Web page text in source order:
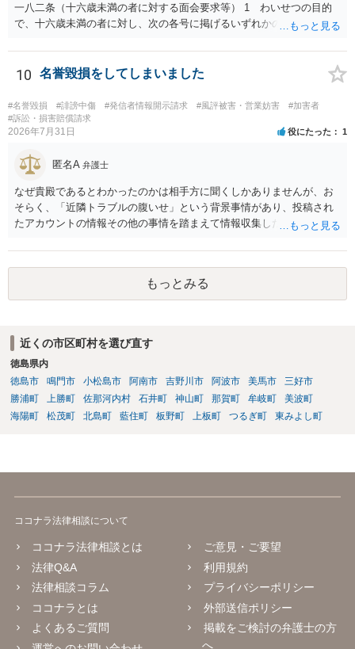
一八二条（十六歳未満の者に対する面会要求等） 1 わいせつの目的
で、十六歳未満の者に対し、次の各号に掲げるいずれかの行為をした
が生まれた日より五年以上前の日に生まれた者に限る。）は、一年以
下の拘禁刑又は五十万円以下の罰金に処する。 一 威迫し、偽計を用
い又は誘惑して面会を要求すること。 二 拒まれたにもかかわらず、
反復して面会を要求すること。 三 金銭その他の利益を供与し、又は
その申込み若しくは約束をして面会を要求すること。 2前項の罪を犯
し、よってわいせつの目的で当該十六歳未満の者と面会をした者は、
10 名誉毀損をしてしまいました
#名誉毀損 #誹謗中傷 #発信者情報開示請求 #風評被害・営業妨害
#加害者
#訴訟・損害賠償請求
2026年7月31日 役にたった 1
匿名A 弁護士
なぜ貴殿であるとわかったのかは相手方に聞くしかありませんが、お
そらく、「近隣トラブルの腹いせ」という背景事情があり、投稿され
たアカウントの情報その他の事情を踏まえて情報収集した結果、この
貴殿が投稿した事実を認めてしまったことで「答え合わせ」になって
しまったのではないでしょうか。 相手方の動きについても、相手方次
第ですので何とも言えません。公開の場で回答するには情報が乏し
く、ここで詳細を明らかにすることは事案の特定に繋がってしまうの
もっとみる
近くの市区町村を選び直す
徳島県内
徳島市
鳴門市 小松島市 阿南市 吉野川市 阿波市 美馬市
三好市
勝浦町
上勝町 佐那河内村 石井町 神山町 那賀町 牟岐町
美波町
海陽町
松茂町 北島町 藍住町 板野町 上板町 つるぎ町 東みよし町
ココナラ法律相談について
ココナラ法律相談とは
法律Q&A
法律相談コラム
ココナラとは
よくあるご質問
ご意見・ご要望
利用規約
プライバシーポリシー
外部送信ポリシー
掲載をご検討の弁護士の方
へ